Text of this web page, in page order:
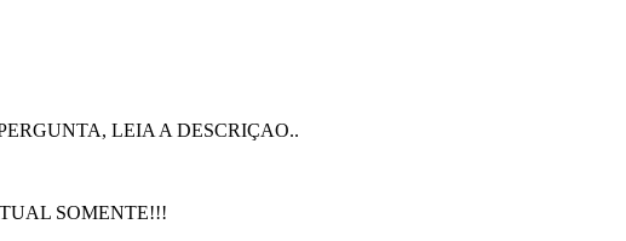
LEIA A DESCRIÇAO..
SOMENTE!!!